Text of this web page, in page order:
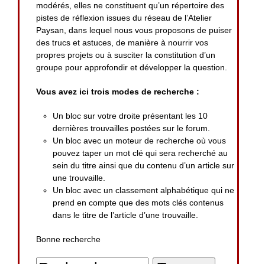
modérés, elles ne constituent qu’un répertoire des
pistes de réflexion issues du réseau de l’Atelier
Paysan, dans lequel nous vous proposons de puiser
des trucs et astuces, de manière à nourrir vos
propres projets ou à susciter la constitution d’un
groupe pour approfondir et développer la question.
Vous avez ici trois modes de recherche :
Un bloc sur votre droite présentant les 10
dernières trouvailles postées sur le forum.
Un bloc avec un moteur de recherche où vous
pouvez taper un mot clé qui sera recherché au
sein du titre ainsi que du contenu d’un article sur
une trouvaille.
Un bloc avec un classement alphabétique qui ne
prend en compte que des mots clés contenus
dans le titre de l’article d’une trouvaille.
Bonne recherche